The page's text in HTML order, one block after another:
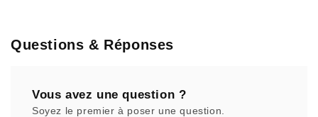
Questions & Réponses
Vous avez une question ?
Soyez le premier à poser une question.